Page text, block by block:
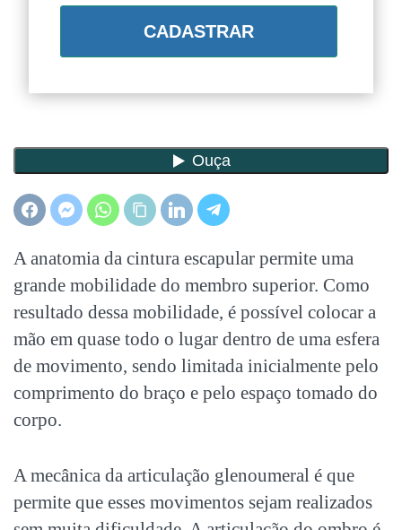
CADASTRAR
A anatomia da cintura escapular permite uma
grande mobilidade do membro superior. Como
resultado dessa mobilidade, é possível colocar a
mão em quase todo o lugar dentro de uma esfera
de movimento, sendo limitada inicialmente pelo
comprimento do braço e pelo espaço tomado do
corpo.
A mecânica da articulação glenoumeral é que
permite que esses movimentos sejam realizados